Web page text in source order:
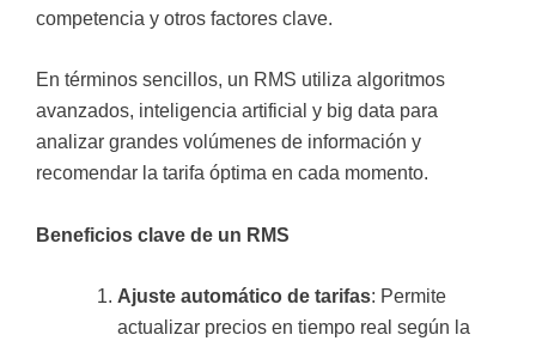
competencia y otros factores clave.
En términos sencillos, un RMS utiliza algoritmos
avanzados, inteligencia artificial y big data para
analizar grandes volúmenes de información y
recomendar la tarifa óptima en cada momento.
Beneficios clave de un RMS
Ajuste automático de tarifas: Permite
actualizar precios en tiempo real según la